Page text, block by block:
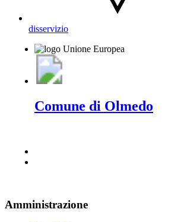
disservizio
Comune di Olmedo
Amministrazione